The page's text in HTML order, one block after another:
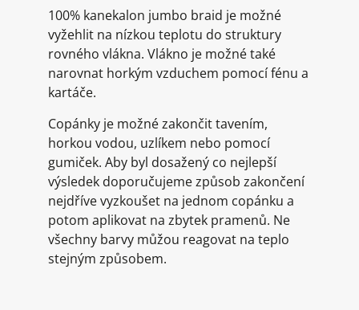
100% kanekalon jumbo braid je možné
vyžehlit na nízkou teplotu do struktury
rovného vlákna. Vlákno je možné také
narovnat horkým vzduchem pomocí fénu a
kartáče.
Copánky je možné zakončit tavením,
horkou vodou, uzlíkem nebo pomocí
gumiček. Aby byl dosažený co nejlepší
výsledek doporučujeme způsob zakončení
nejdříve vyzkoušet na jednom copánku a
potom aplikovat na zbytek pramenů. Ne
všechny barvy můžou reagovat na teplo
stejným způsobem.